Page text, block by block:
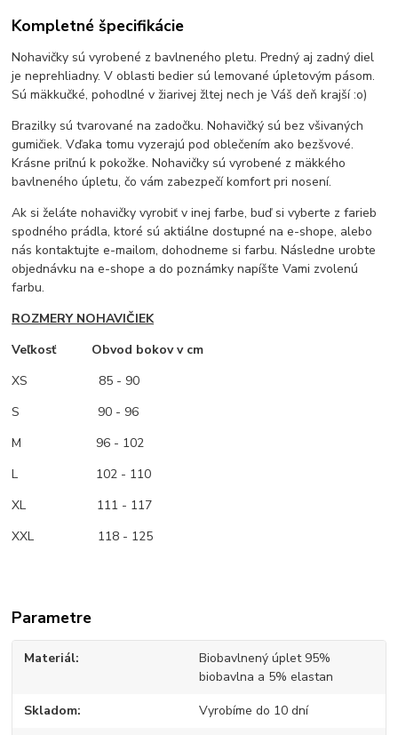
Kompletné špecifikácie
Nohavičky sú vyrobené z bavlneného pletu. Predný aj zadný diel
je neprehliadny. V oblasti bedier sú lemované úpletovým pásom.
Sú mäkkučké, pohodlné v žiarivej žltej nech je Váš deň krajší :o)
Brazilky sú tvarované na zadočku. Nohavičký sú bez všivaných
gumičiek. Vďaka tomu vyzerajú pod oblečením ako bezšvové.
Krásne priľnú k pokožke. Nohavičky sú vyrobené z mäkkého
bavlneného úpletu, čo vám zabezpečí komfort pri nosení.
Ak si želáte nohavičky vyrobiť v inej farbe, buď si vyberte z farieb
spodného prádla, ktoré sú aktiálne dostupné na e-shope, alebo
nás kontaktujte e-mailom, dohodneme si farbu. Následne urobte
objednávku na e-shope a do poznámky napíšte Vami zvolenú
farbu.
ROZMERY NOHAVIČIEK
Veľkosť Obvod bokov v cm
XS
85 - 90
S 90 - 96
M
96 - 102
L 102 - 110
XL 111 - 117
XXL 118 - 125
Parametre
Materiál
Biobavlnený úplet 95%
biobavlna a 5% elastan
Skladom Vyrobíme do 10 dní